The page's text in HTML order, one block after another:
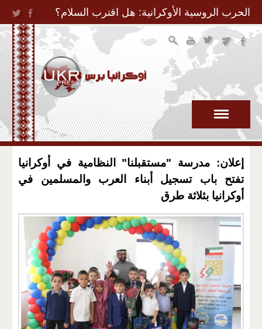
Jump to Navigation
الحرب الروسية الأوكرانية: هل اقترب السلام؟
إعلان: مدرسة "مستقبلنا" النظامية في أوكرانيا
تفتح باب تسجيل أبناء العرب والمسلمين في
أوكرانيا بثلاثة طرق